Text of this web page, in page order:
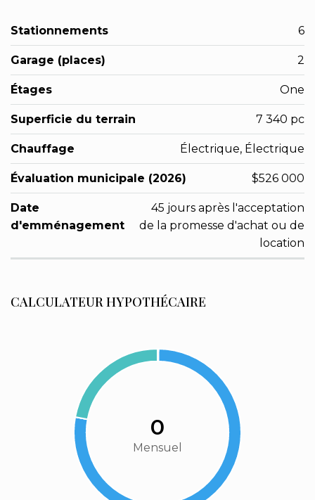
Stationnements 6
Garage (places) 2
Étages One
Superficie du terrain 7 340 pc
Chauffage Électrique, Électrique
Évaluation municipale (2026) $526 000
Date
d'emménagement
45 jours après l'acceptation
de la promesse d'achat ou de
location
CALCULATEUR HYPOTHÉCAIRE
0
Mensuel